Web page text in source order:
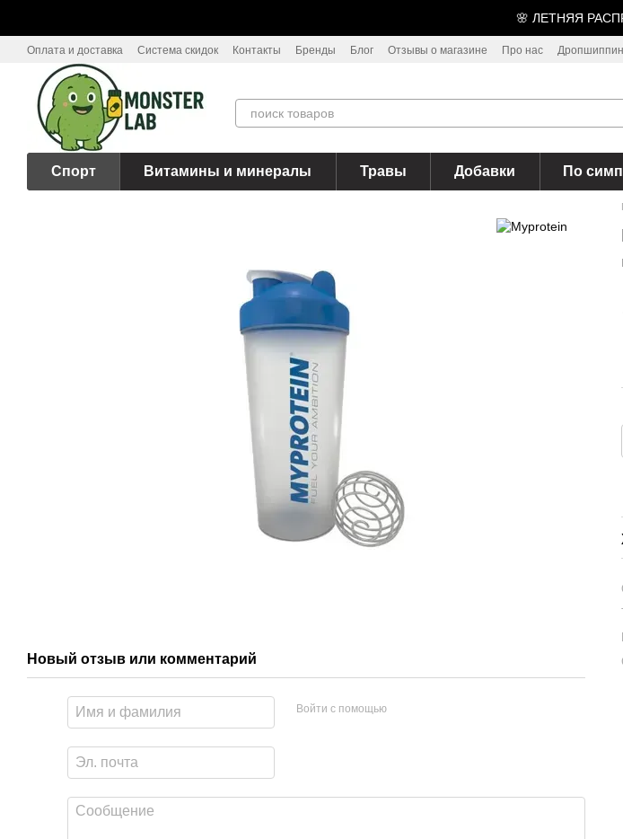
🌸 ЛЕТНЯЯ
Оплата и доставка Система скидок Контакты Бренды Блог Отзывы о магазине Про нас
Спорт Витамины и минералы Травы Добавки По
Новый отзыв или комментарий
Войти с помощью